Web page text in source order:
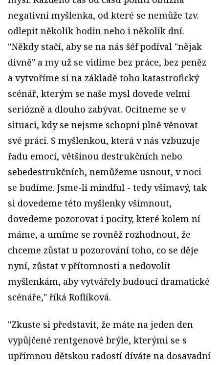
negativní myšlenka, od které se nemůže tzv.
odlepit několik hodin nebo i několik dní.
"Někdy stačí, aby se na nás šéf podíval "nějak
divně" a my už se vidíme bez práce, bez peněz
a vytvoříme si na základě toho katastrofický
scénář, kterým se naše mysl dovede velmi
seriózně a dlouho zabývat. Ocitneme se v
situaci, kdy se nejsme schopni plně věnovat
své práci. S myšlenkou, která v nás vzbuzuje
řadu emocí, většinou destrukčních nebo
sebedestrukčních, nemůžeme usnout, v noci
se budíme. Jsme-li mindful - tedy všímavý, tak
si dovedeme této myšlenky všimnout,
dovedeme pozorovat i pocity, které kolem ní
máme, a umíme se rovněž rozhodnout, že
chceme zůstat u pozorování toho, co se děje
nyní, zůstat v přítomnosti a nedovolit
myšlenkám, aby vytvářely budoucí dramatické
scénáře," říká Roflíková.
"Zkuste si představit, že máte na jeden den
vypůjčené rentgenové brýle, kterými se s
upřímnou dětskou radostí díváte na dosavadní